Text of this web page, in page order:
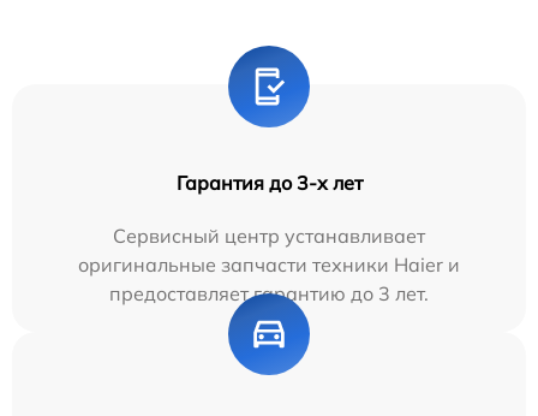
Гарантия до 3-х лет
Сервисный центр устанавливает
оригинальные запчасти техники Haier и
предоставляет гарантию до 3 лет.